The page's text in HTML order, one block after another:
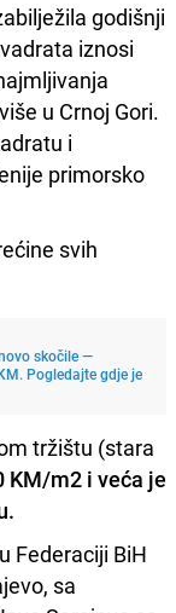
godišnji
iznosi
u Crnoj Gori.
i
primorsko
svih
skočile —
Pogledajte gdje je
tržištu (stara
KM/m2 i veća je
Federaciji BiH
sa